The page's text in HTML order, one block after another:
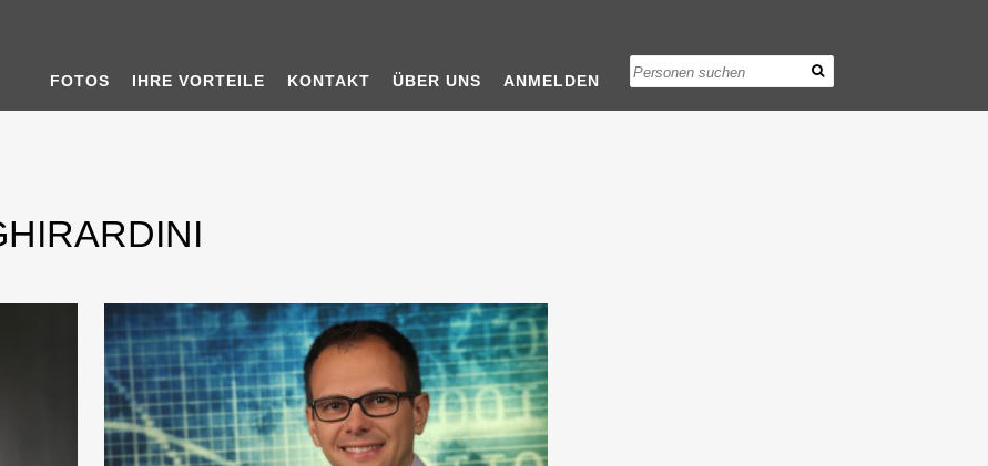
FOTOS IHRE VORTEILE KONTAKT ÜBER UNS ANMELDEN